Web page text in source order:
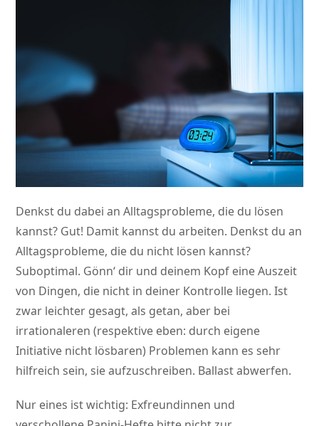
Denkst du dabei an Alltagsprobleme, die du lösen
kannst? Gut! Damit kannst du arbeiten. Denkst du an
Alltagsprobleme, die du nicht lösen kannst?
Suboptimal. Gönn‘ dir und deinem Kopf eine Auszeit
von Dingen, die nicht in deiner Kontrolle liegen. Ist
zwar leichter gesagt, als getan, aber bei
irrationaleren (respektive eben: durch eigene
Initiative nicht lösbaren) Problemen kann es sehr
hilfreich sein, sie aufzuschreiben. Ballast abwerfen.
Nur eines ist wichtig: Exfreundinnen und